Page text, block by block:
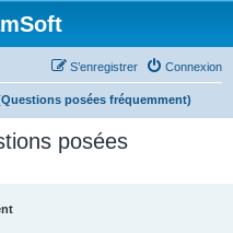
Connexion
S’enregistrer
posées fréquemment)
posées